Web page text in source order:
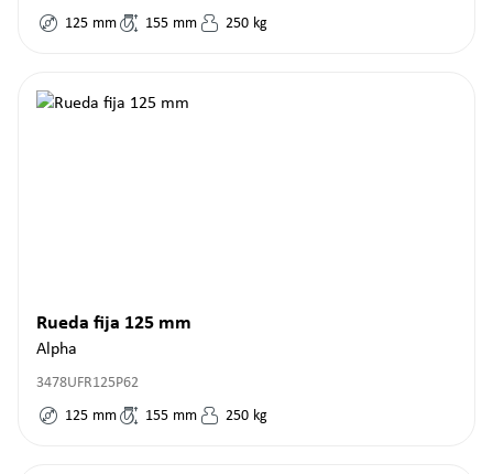
125 mm 155 mm 250 kg
Rueda fija 125 mm
Alpha
3478UFR125P62
125 mm 155 mm 250 kg